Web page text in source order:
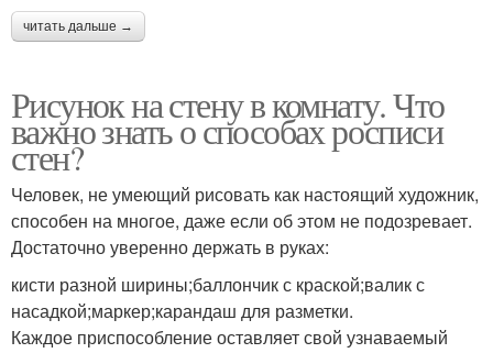
читать дальше →
Рисунок на стену в комнату. Что
важно знать о способах росписи
стен?
Человек, не умеющий рисовать как настоящий художник,
способен на многое, даже если об этом не подозревает.
Достаточно уверенно держать в руках:
кисти разной ширины;баллончик с краской;валик с
насадкой;маркер;карандаш для разметки.
Каждое приспособление оставляет свой узнаваемый